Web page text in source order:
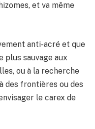
et va même
anti-acré et que
plus sauvage aux
ou à la recherche
des frontières ou des
le carex de